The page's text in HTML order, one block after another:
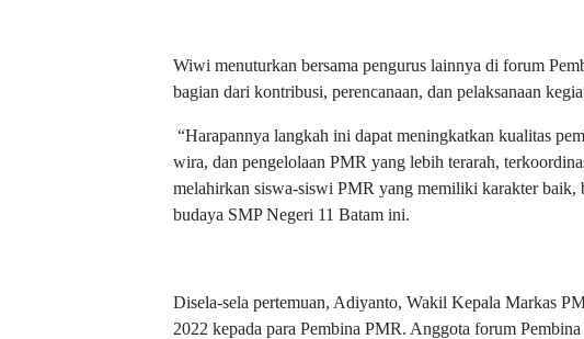
Wiwi menuturkan bersama pengurus lainnya di forum
bagian dari kontribusi, perencanaan, dan pelaksanaan
“Harapannya langkah ini dapat meningkatkan kualitas
wira, dan pengelolaan PMR yang lebih terarah,
melahirkan siswa-siswi PMR yang memiliki karakter
budaya SMP Negeri 11 Batam ini.
Disela-sela pertemuan, Adiyanto, Wakil Kepala Markas
2022 kepada para Pembina PMR. Anggota forum